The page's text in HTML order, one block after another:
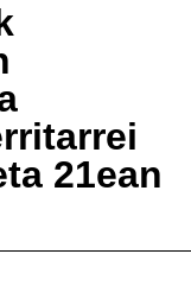
21ean